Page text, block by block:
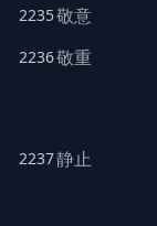
2235敬意
2236敬重
2237静止